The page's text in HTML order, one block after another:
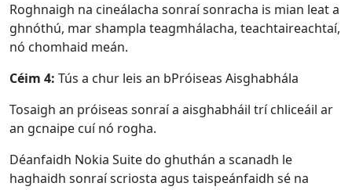
Roghnaigh na cineálacha sonraí sonracha is mian leat a
ghnóthú, mar shampla teagmhálacha, teachtaireachtaí,
nó chomhaid meán.
Céim 4: Tús a chur leis an bPróiseas Aisghabhála
Tosaigh an próiseas sonraí a aisghabháil trí chliceáil ar
an gcnaipe cuí nó rogha.
Déanfaidh Nokia Suite do ghuthán a scanadh le
haghaidh sonraí scriosta agus taispeánfaidh sé na
Athrú Teanga
English Nederlands
Tiếng Việt
日本
Español
Português
Deutsche
Norsk
Suomalainen Svenska